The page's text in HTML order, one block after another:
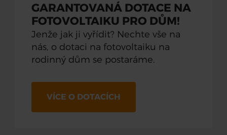
GARANTOVANÁ DOTACE NA
FOTOVOLTAIKU PRO DŮM!
Jenže jak ji vyřídit? Nechte vše na
nás, o dotaci na fotovoltaiku na
rodinný dům se postaráme.
VÍCE O DOTACÍCH